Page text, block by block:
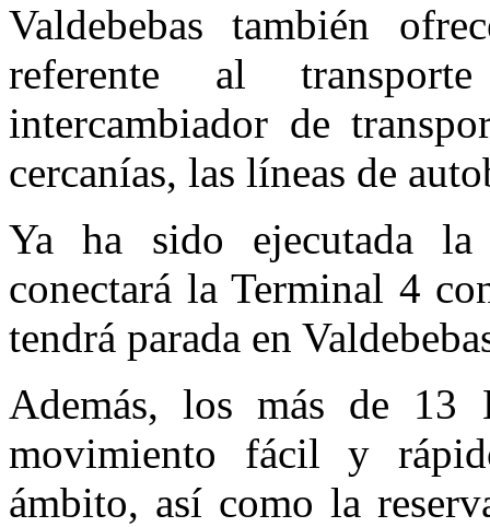
Valdebebas también
referente al
intercambiador de
cercanías, las líneas de
Ya ha sido ejecutada
conectará la Terminal 4
tendrá parada en
Además, los más de 13
movimiento fácil y
ámbito, así como la